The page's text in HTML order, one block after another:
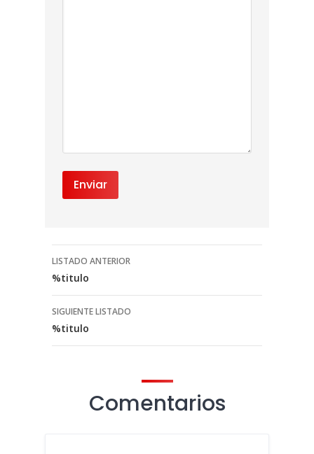
Listado
de
navegación
LISTADO ANTERIOR
%titulo
SIGUIENTE LISTADO
%titulo
Comentarios